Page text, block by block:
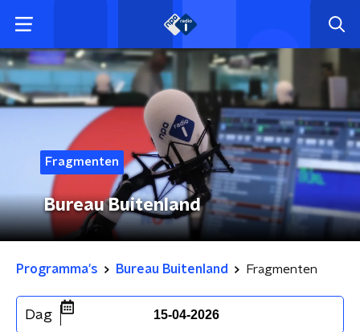
Fragmenten
Bureau Buitenland
Programma's Bureau Buitenland Fragmenten
Dag 15-04-2026